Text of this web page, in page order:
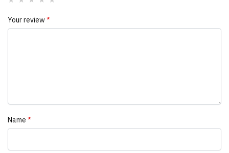
Your review*
Name *